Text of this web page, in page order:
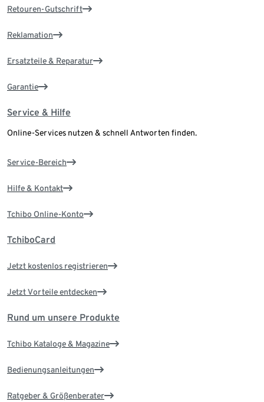
Retouren-Gutschrift
Reklamation
Ersatzteile & Reparatur
Garantie
Service & Hilfe
Online-Services nutzen & schnell Antworten finden.
Service-Bereich
Hilfe & Kontakt
Tchibo Online-Konto
TchiboCard
Jetzt kostenlos registrieren
Jetzt Vorteile entdecken
Rund um unsere Produkte
Tchibo Kataloge & Magazine
Bedienungsanleitungen
Ratgeber & Größenberater